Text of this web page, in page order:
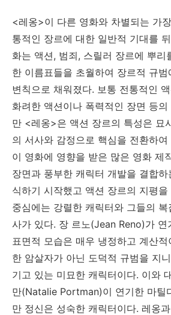
<레옹>이 다른 영화와 차별되는 가
통적인 장르에 대한 일반적 기대를
화는 액션, 범죄, 스릴러 장르에 뿌리
한 이름표들을 초월하여 장르적 규
변칙으로 채워졌다. 보통 전통적인
화려한 액션이나 폭력적인 장면 등
만 <레옹>은 액션 장르의 특성은 묘
의 서사와 감정으로 핵심을 전환하
이 영화에 영향을 받은 많은 영화 제
장면과 풍부한 캐릭터 개발을 결합
식하기 시작했고 액션 장르의 지평
중심에는 강렬한 캐릭터와 그들의
사가 있다. 장 르노(Jean Reno)가 연
표면적 모습은 매우 냉정하고 계산
한 암살자가 아닌 도덕적 규범을 지
기고 있는 미묘한 캐릭터이다. 이와
만(Natalie Portman)이 연기한 마틸
만 정신은 성숙한 캐릭터이다. 레옹